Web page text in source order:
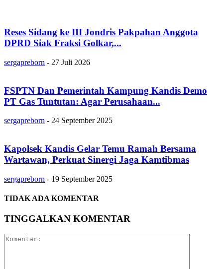
Reses Sidang ke III Jondris Pakpahan Anggota
DPRD Siak Fraksi Golkar,...
sergapreborn - 27 Juli 2026
FSPTN Dan Pemerintah Kampung Kandis Demo
PT Gas Tuntutan: Agar Perusahaan...
sergapreborn - 24 September 2025
Kapolsek Kandis Gelar Temu Ramah Bersama
Wartawan, Perkuat Sinergi Jaga Kamtibmas
sergapreborn - 19 September 2025
TIDAK ADA KOMENTAR
TINGGALKAN KOMENTAR